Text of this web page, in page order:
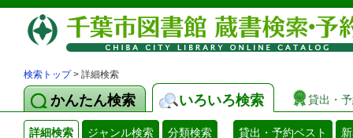
検索トップ> 詳細検索
かんたん検索 いろいろ検索 貸出・
詳細検索 ジャンル検索 分類検索 貸出・予約ベスト